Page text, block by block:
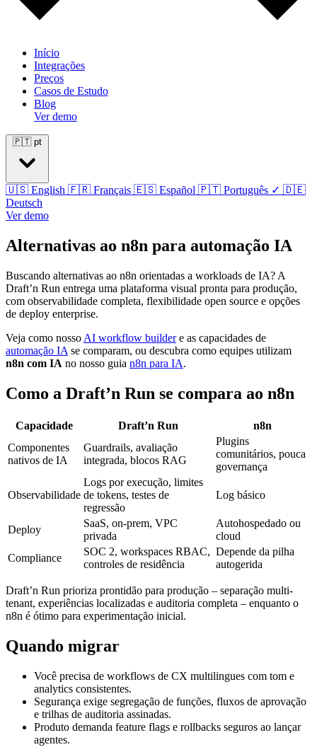
Início
Integrações
Preços
Casos de Estudo
Blog
Ver demo
🇵🇹 pt
🇺🇸 English 🇫🇷 Français 🇪🇸 Español 🇵🇹 Português ✓ 🇩🇪
Deutsch
Ver demo
Alternativas ao n8n para automação IA
Buscando alternativas ao n8n orientadas a workloads de IA? A
Draft’n Run entrega uma plataforma visual pronta para produção,
com observabilidade completa, flexibilidade open source e opções
de deploy enterprise.
Veja como nosso AI workflow buildere as capacidades de
automação IA se comparam, ou descubra como equipes utilizam
n8n com IA no nosso guia n8n para IA.
Como a Draft’n Run se compara ao n8n
Capacidade Draft’n Run
n8n
Componentes
nativos de IA
Guardrails, avaliação
integrada, blocos RAG
Plugins
comunitários, pouca
governança
Observabilidade
Logs por execução, limites
de tokens, testes de
regressão
Log básico
Deploy
SaaS, on-prem, VPC
privada
Autohospedado ou
cloud
Compliance
SOC 2, workspaces RBAC,
controles de residência
Depende da pilha
autogerida
Draft’n Run prioriza prontidão para produção – separação multi-
tenant, experiências localizadas e auditoria completa – enquanto o
n8n é ótimo para experimentação inicial.
Quando migrar
Você precisa de workflows de CX multilingues com tom e
analytics consistentes.
Segurança exige segregação de funções, fluxos de aprovação
e trilhas de auditoria assinadas.
Produto demanda feature flags e rollbacks seguros ao lançar
agentes.